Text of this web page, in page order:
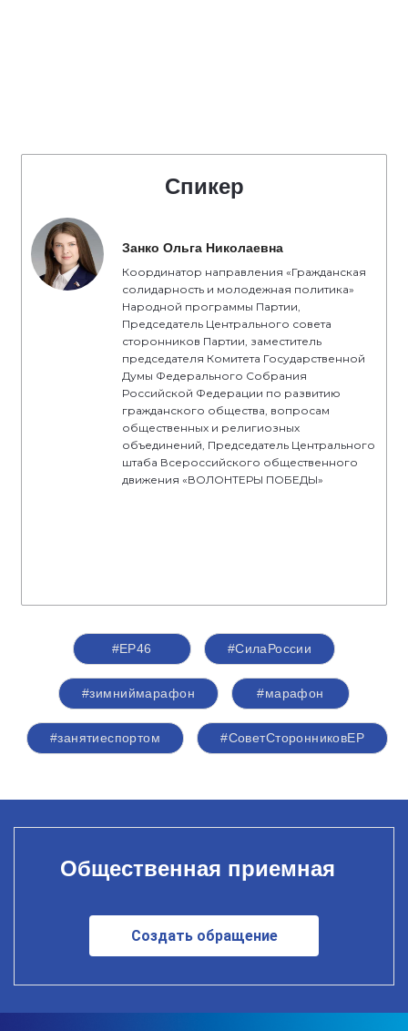
Спикер
Занко Ольга Николаевна
Координатор направления «Гражданская
солидарность и молодежная политика»
Народной программы Партии,
Председатель Центрального совета
сторонников Партии, заместитель
председателя Комитета Государственной
Думы Федерального Собрания
Российской Федерации по развитию
гражданского общества, вопросам
общественных и религиозных
объединений, Председатель Центрального
штаба Всероссийского общественного
движения «ВОЛОНТЕРЫ ПОБЕДЫ»
#ЕР46 #СилаРоссии
#зимниймарафон #марафон
#занятиеспортом #СоветСторонниковЕР
Общественная приемная
Создать обращение